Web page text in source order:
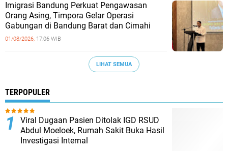
Imigrasi Bandung Perkuat Pengawasan
Orang Asing, Timpora Gelar Operasi
Gabungan di Bandung Barat dan Cimahi
01/08/2026, 17:06 WIB
LIHAT SEMUA
TERPOPULER
Viral Dugaan Pasien Ditolak IGD RSUD
Abdul Moeloek, Rumah Sakit Buka Hasil
Investigasi Internal